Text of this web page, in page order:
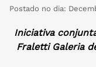
Postado no dia:
Iniciativa
Fraletti Galeria